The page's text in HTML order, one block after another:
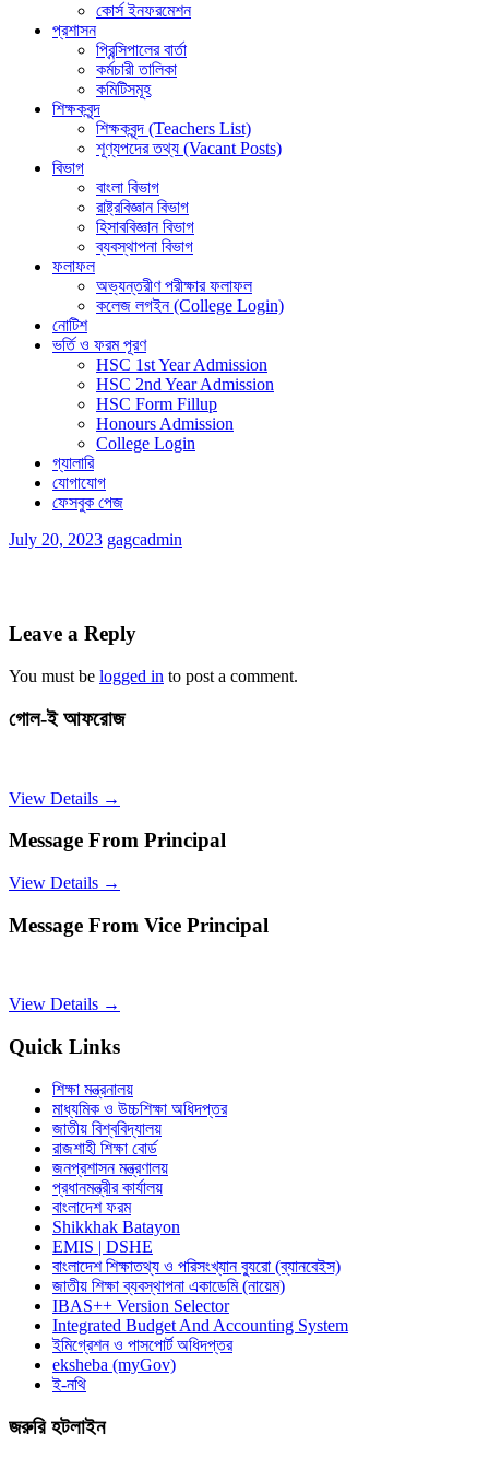
কোর্স ইনফরমেশন
প্রশাসন
প্রিন্সিপালের বার্তা
কর্মচারী তালিকা
কমিটিসমূহ
শিক্ষকবৃন্দ
শিক্ষকবৃন্দ (Teachers List)
শূণ্যপদের তথ্য (Vacant Posts)
বিভাগ
বাংলা বিভাগ
রাষ্ট্রবিজ্ঞান বিভাগ
হিসাববিজ্ঞান বিভাগ
ব্যবস্থাপনা বিভাগ
ফলাফল
অভ্যন্তরীণ পরীক্ষার ফলাফল
কলেজ লগইন (College Login)
নোটিশ
ভর্তি ও ফরম পূরণ
HSC 1st Year Admission
HSC 2nd Year Admission
HSC Form Fillup
Honours Admission
College Login
গ্যালারি
যোগাযোগ
ফেসবুক পেজ
July 20, 2023 gagcadmin
Leave a Reply
You must be logged in to post a comment.
গোল-ই আফরোজ
View Details →
Message From Principal
View Details →
Message From Vice Principal
View Details →
Quick Links
শিক্ষা মন্ত্রনালয়
মাধ্যমিক ও উচ্চশিক্ষা অধিদপ্তর
জাতীয় বিশ্ববিদ্যালয়
রাজশাহী শিক্ষা বোর্ড
জনপ্রশাসন মন্ত্রণালয়
প্রধানমন্ত্রীর কার্যালয়
বাংলাদেশ ফরম
Shikkhak Batayon
EMIS | DSHE
বাংলাদেশ শিক্ষাতথ্য ও পরিসংখ্যান ব্যুরো (ব্যানবেইস)
জাতীয় শিক্ষা ব্যবস্থাপনা একাডেমি (নায়েম)
IBAS++ Version Selector
Integrated Budget And Accounting System
ইমিগ্রেশন ও পাসপোর্ট অধিদপ্তর
eksheba (myGov)
ই-নথি
জরুরি হটলাইন